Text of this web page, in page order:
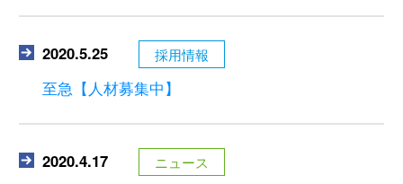
2020.5.25 採用情報
至急【人材募集中】
2020.4.17 ニュース